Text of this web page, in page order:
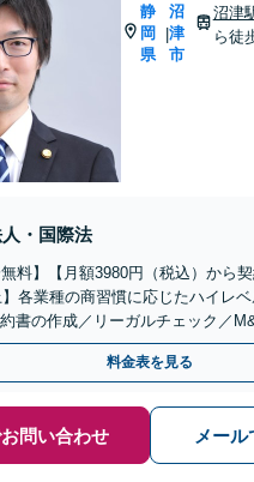
静
岡
県
|
沼
津
市
沼津
ら徒
・国際法
無料】【月額3980円（税込）から
各業種の商習慣に応じたハイレ
書の作成／リーガルチェック／
ください【他士業連携可能】
料金表を見る
問い合わせ メー